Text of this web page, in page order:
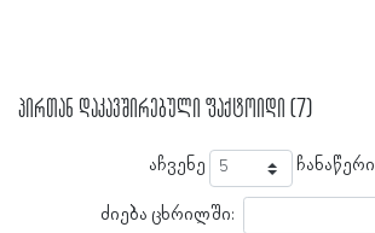
პირთან დაკავშირებული ფაქტოიდი (7)
აჩვენე ჩანაწერი
ძიება ცხრილში: